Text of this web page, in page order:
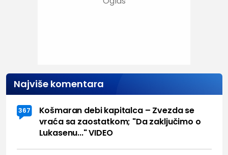
Najviše komentara
367
Košmaran debi kapitalca – Zvezda se
vraća sa zaostatkom; "Da zaključimo o
Lukasenu..." VIDEO